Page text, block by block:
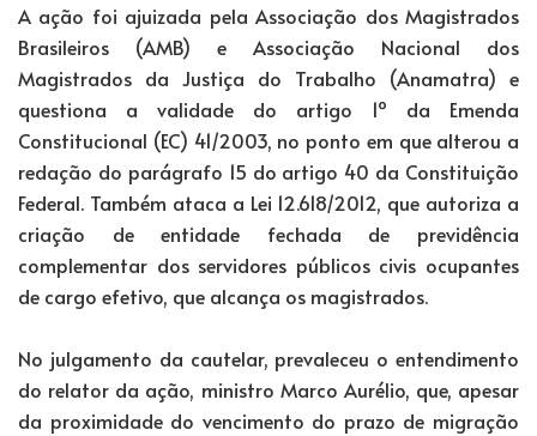
A ação foi ajuizada pela Associação dos Magistrados
Brasileiros (AMB) e Associação Nacional dos
Magistrados da Justiça do Trabalho (Anamatra) e
questiona a validade do artigo 1º da Emenda
Constitucional (EC) 41/2003, no ponto em que alterou a
redação do parágrafo 15 do artigo 40 da Constituição
Federal. Também ataca a Lei 12.618/2012, que autoriza a
criação de entidade fechada de previdência
complementar dos servidores públicos civis ocupantes
de cargo efetivo, que alcança os magistrados.
No julgamento da cautelar, prevaleceu o entendimento
do relator da ação, ministro Marco Aurélio, que, apesar
da proximidade do vencimento do prazo de migração